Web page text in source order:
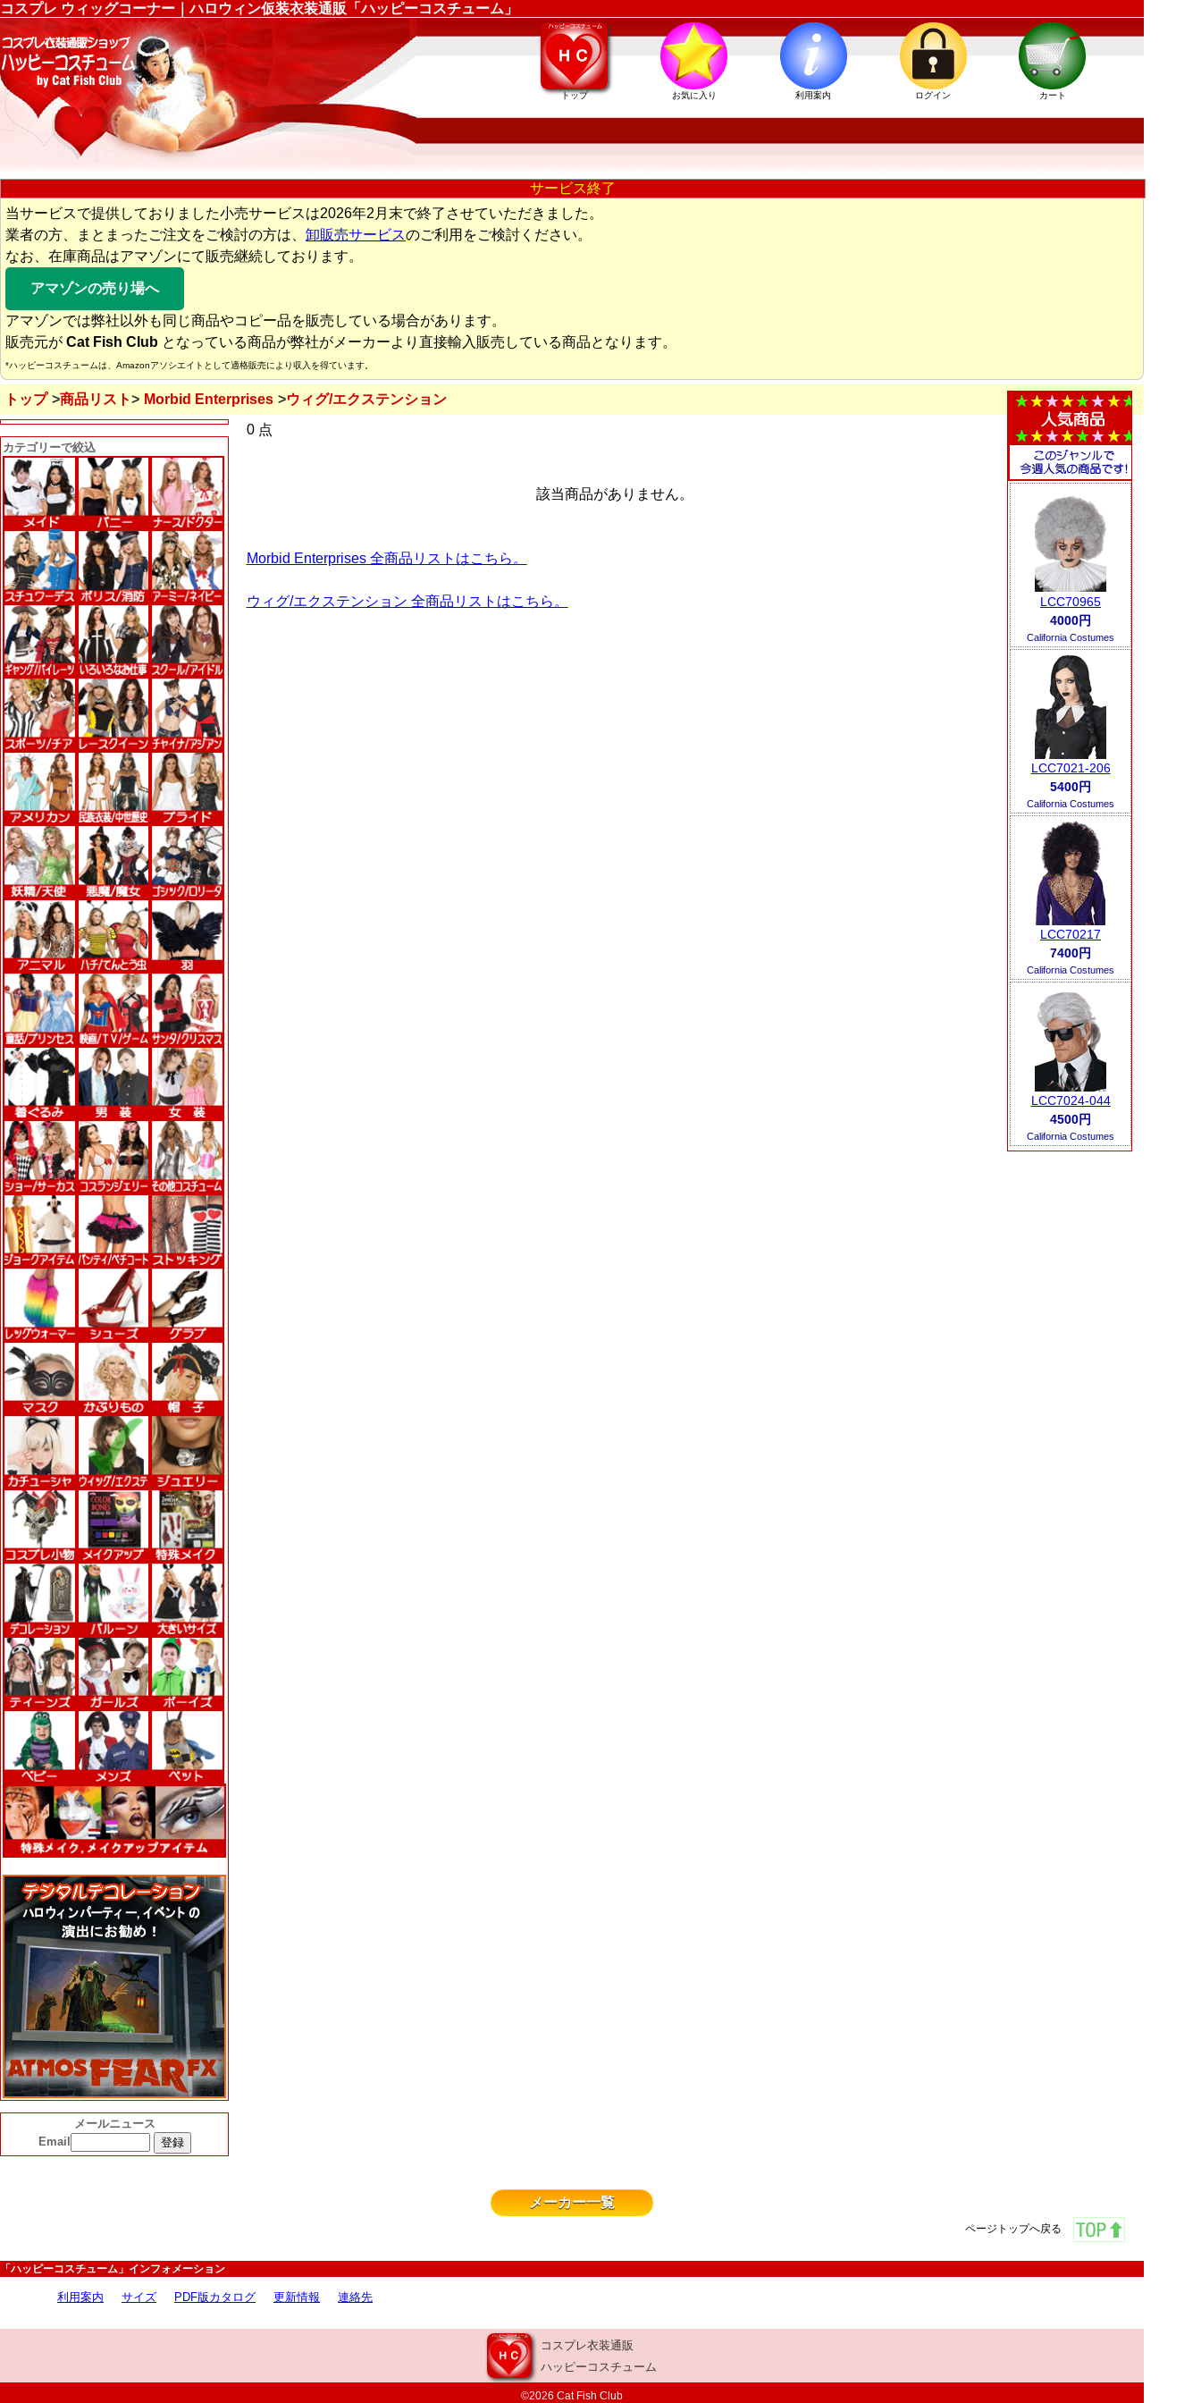
コスプレ ウィッグコーナー｜ハロウィン仮装衣装通販「ハッピーコスチューム」
トップ お気に入り 利用案内 ログイン カート
サービス終了
当サービスで提供しておりました小売サービスは2026年2月末で終了させていただきました。
業者の方、まとまったご注文をご検討の方は、 卸販売サービスのご利用をご検討ください。
なお、在庫商品はアマゾンにて販売継続しております。
アマゾンの売り場へ
アマゾンでは弊社以外も同じ商品やコピー品を販売している場合があります。
販売元が Cat Fish Club となっている商品が弊社がメーカーより直接輸入販売している商品となります。
*ハッピーコスチュームは、Amazonアソシエイトとして適格販売により収入を得ています。
トップ 商品リスト Morbid Enterprises ウィグ/エクステンション
カテゴリーで絞込
メールニュース
Email
0 点
該当商品がありません。
Morbid Enterprises 全商品リストはこちら。
ウィグ/エクステンション 全商品リストはこちら。
LCC70965
4000円
California Costumes
LCC7021-206
5400円
California Costumes
LCC70217
7400円
California Costumes
LCC7024-044
4500円
California Costumes
メーカー一覧
ページトップへ戻る
「ハッピーコスチューム」インフォメーション
利用案内 サイズ PDF版カタログ 更新情報 連絡先
コスプレ衣装通販
ハッピーコスチューム
©2026 Cat Fish Club